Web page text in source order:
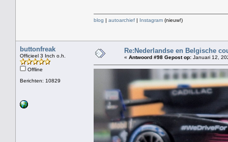
blog | autoarchief | Instagram (nieuw!)
buttonfreak
Officieel 3 Inch o.h.
Offline
Berichten: 10829
Re:Nederlandse en Belgische
« Antwoord #98 Gepost op: Januari 12,